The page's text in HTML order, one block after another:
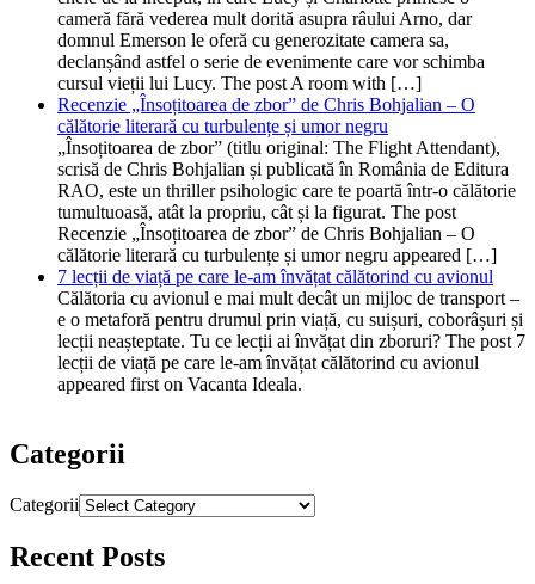
cameră fără vederea mult dorită asupra râului Arno, dar
domnul Emerson le oferă cu generozitate camera sa,
declanșând astfel o serie de evenimente care vor schimba
cursul vieții lui Lucy. The post A room with […]
Recenzie „Însoțitoarea de zbor” de Chris Bohjalian – O
călătorie literară cu turbulențe și umor negru
„Însoțitoarea de zbor” (titlu original: The Flight Attendant),
scrisă de Chris Bohjalian și publicată în România de Editura
RAO, este un thriller psihologic care te poartă într-o călătorie
tumultuoasă, atât la propriu, cât și la figurat. The post
Recenzie „Însoțitoarea de zbor” de Chris Bohjalian – O
călătorie literară cu turbulențe și umor negru appeared […]
7 lecții de viață pe care le-am învățat călătorind cu avionul
Călătoria cu avionul e mai mult decât un mijloc de transport –
e o metaforă pentru drumul prin viață, cu suișuri, coborâșuri și
lecții neașteptate. Tu ce lecții ai învățat din zboruri? The post 7
lecții de viață pe care le-am învățat călătorind cu avionul
appeared first on Vacanta Ideala.
Categorii
Categorii
Recent Posts